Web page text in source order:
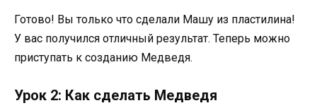
Готово! Вы только что сделали Машу из пластилина!
У вас получился отличный результат. Теперь можно
приступать к созданию Медведя.
Урок 2: Как сделать Медведя